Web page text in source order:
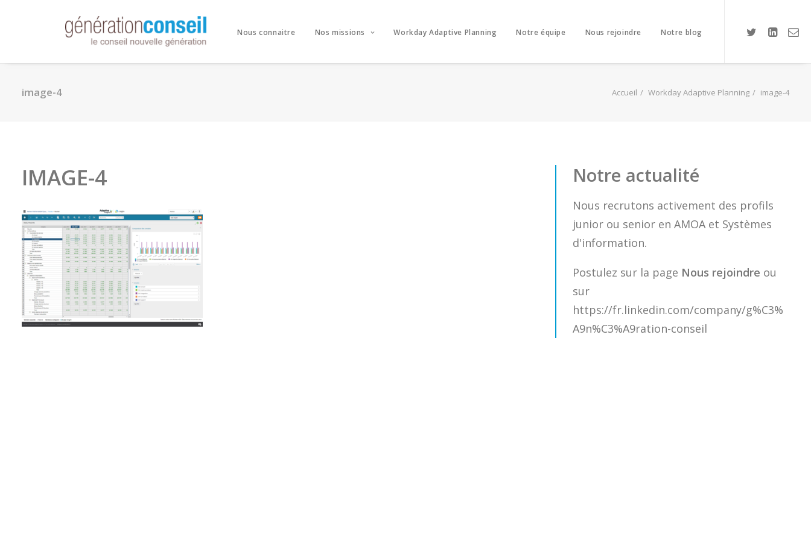
Nous connaitre Nos missions Workday Adaptive Planning Notre équipe Nous rejoindre Notre blog
image-4 Accueil Workday Adaptive Planning image-4
IMAGE-4 Notre actualité
Nous recrutons activement des profils
junior ou senior en AMOA et Systèmes
d'information.
Postulez sur la page Nous rejoindre ou
sur
https://fr.linkedin.com/company/g%C3%
A9n%C3%A9ration-conseil